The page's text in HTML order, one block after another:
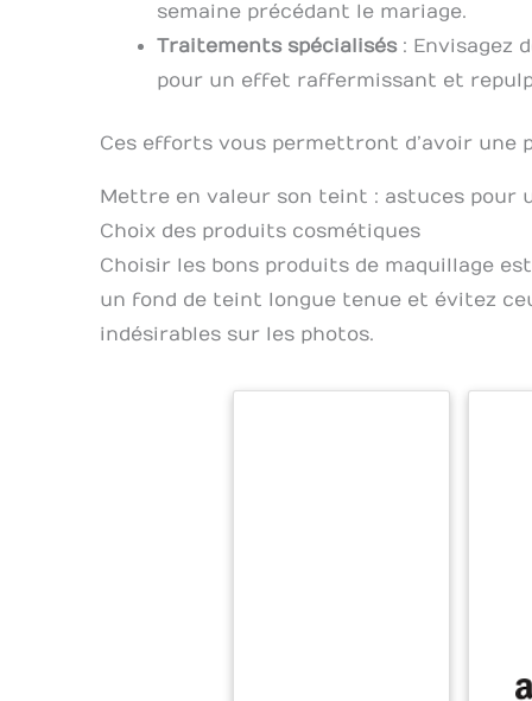
semaine précédant le mariage.
Traitements spécialisés: Envisagez
pour un effet raffermissant et
Ces efforts vous permettront d’avoir une
Mettre en valeur son teint : astuces pour
Choix des produits cosmétiques
Choisir les bons produits de maquillage
un fond de teint longue tenue et évitez
indésirables sur les photos.